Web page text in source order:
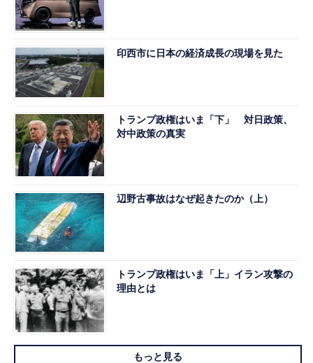
印西市に日本の経済成長の現場を見た
トランプ政権はいま「下」 対日政策、
対中政策の真実
辺野古事故はなぜ起きたのか（上）
トランプ政権はいま「上」イラン攻撃の
理由とは
もっと見る